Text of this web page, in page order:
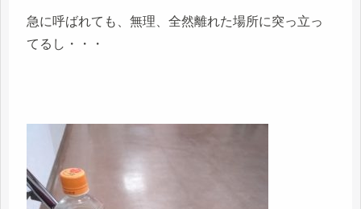
急に呼ばれても、無理、全然離れた場所に突っ立っ
てるし・・・